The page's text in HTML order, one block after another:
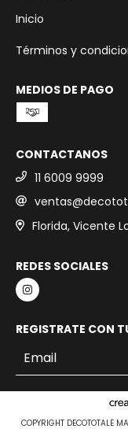
Inicio
Términos y
MEDIOS DE PAGO
CONTACTANOS
11 6009 9999
Florida, Vicente
REDES SOCIALES
REGISTRATE CON
COPYRIGHT DECOTOTALE